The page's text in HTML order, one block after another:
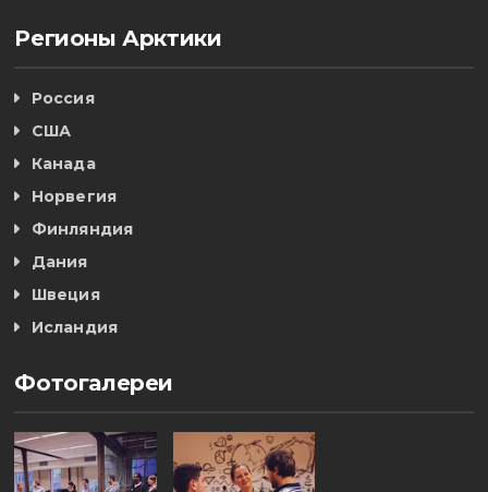
Регионы Арктики
Россия
США
Канада
Норвегия
Финляндия
Дания
Швеция
Исландия
Фотогалереи